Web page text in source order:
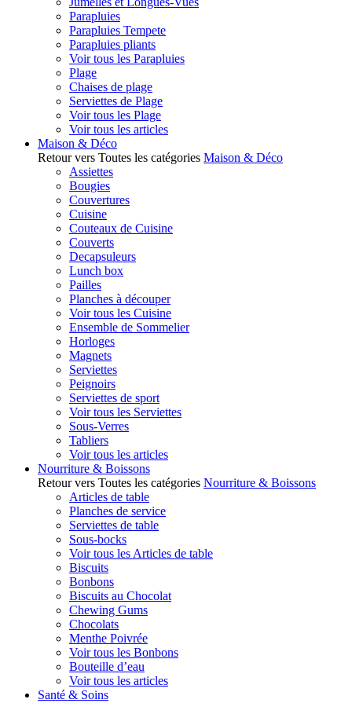
Parapluies
Parapluies Tempete
Parapluies pliants
Voir tous les Parapluies
Plage
Chaises de plage
Serviettes de Plage
Voir tous les Plage
Voir tous les articles
Maison & Déco
Retour vers Toutes les catégories Maison & Déco
Assiettes
Bougies
Couvertures
Cuisine
Couteaux de Cuisine
Couverts
Decapsuleurs
Lunch box
Pailles
Planches à découper
Voir tous les Cuisine
Ensemble de Sommelier
Horloges
Magnets
Serviettes
Peignoirs
Serviettes de sport
Voir tous les Serviettes
Sous-Verres
Tabliers
Voir tous les articles
Nourriture & Boissons
Retour vers Toutes les catégories Nourriture & Boissons
Articles de table
Planches de service
Serviettes de table
Sous-bocks
Voir tous les Articles de table
Biscuits
Bonbons
Biscuits au Chocolat
Chewing Gums
Chocolats
Menthe Poivrée
Voir tous les Bonbons
Bouteille d’eau
Voir tous les articles
Santé & Soins